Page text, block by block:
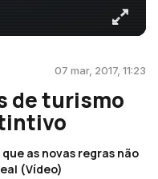
07 mar, 2017, 11:23
de turismo
as novas regras não
(Vídeo)